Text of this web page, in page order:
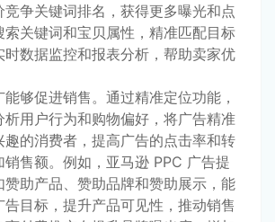
竞争关键词排名，获得更多曝光和点
索关键词和宝贝属性，精准匹配目标
时数据监控和报表分析，帮助卖家优
够促进销售。通过精准定位功能，
析用户行为和购物偏好，将广告精准
趣的消费者，提高广告的点击率和转
售额。例如，亚马逊 PPC 广告提
赞助产品、赞助品牌和赞助展示，能
目标，提升产品可见性，推动销售